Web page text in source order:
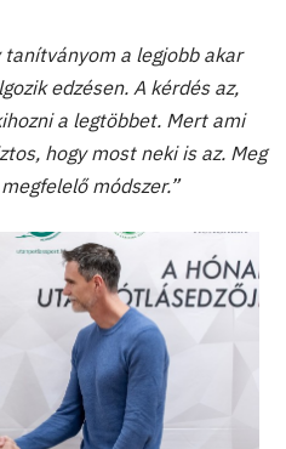
a legjobb akar
edzésen. A kérdés az,
a legtöbbet. Mert ami
hogy most neki is az. Meg
módszer.”